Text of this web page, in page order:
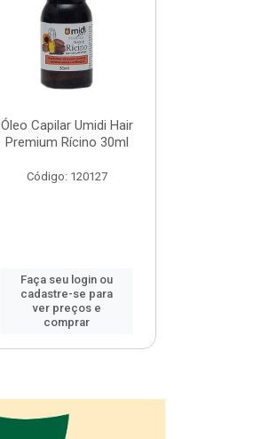
Óleo Capilar Umidi Hair
Premium Rícino 30ml
Código: 120127
Faça seu login ou
cadastre-se para
ver preços e
comprar